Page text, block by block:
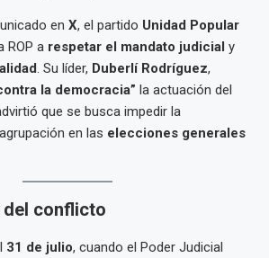
en X, el partido Unidad Popular
ROP a respetar el mandato judicial y
. Su líder, Duberlí Rodríguez,
la democracia” la actuación del
que se busca impedir la
en las elecciones generales
conflicto
31 de julio, cuando el Poder Judicial